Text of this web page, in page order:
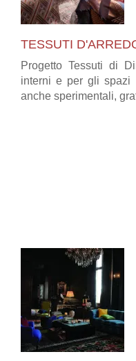
TESSUTI
Progetto Tessuti di
interni e per gli spazi
anche sperimentali,